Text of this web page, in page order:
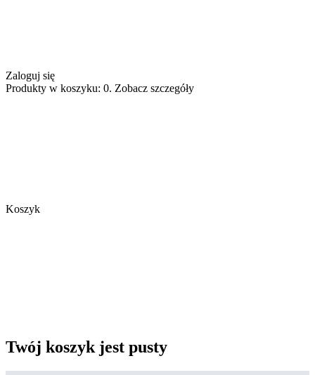
Zaloguj się
Produkty w koszyku: 0. Zobacz szczegóły
Koszyk
Twój koszyk jest pusty